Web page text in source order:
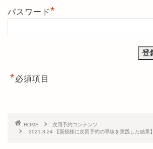
パスワード*
*必須項目
HOME
次回予約コンテンツ
2021-3-24 【新規様に次回予約の導線を実践した結果】